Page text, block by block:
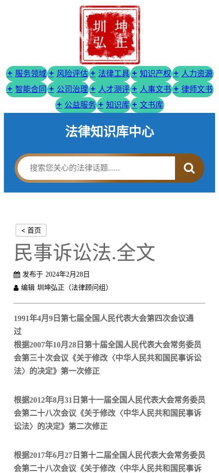
服务领域 风险评估 法律工具 知识产权
人力资源
智能合同
公司治理 人才测评 人事文书
律师文书
公益服务
知识库 文书库
法律知识库中心
< 首页
民事诉讼法.全文
发布于 2024年2月28日
编辑 圳坤弘正（法律顾问组）
1991年4月9日第七届全国人民代表大会第四次会议通
过
根据2007年10月28日第十届全国人民代表大会常务委员
会第三十次会议《关于修改〈中华人民共和国民事诉讼
法〉的决定》第一次修正
根据2012年8月31日第十一届全国人民代表大会常务委员
会第二十八次会议《关于修改〈中华人民共和国民事诉
讼法〉的决定》第二次修正
根据2017年6月27日第十二届全国人民代表大会常务委员
会第二十八次会议《关于修改〈中华人民共和国民事诉